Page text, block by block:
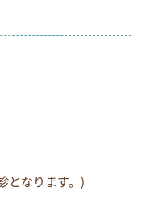
となります。)